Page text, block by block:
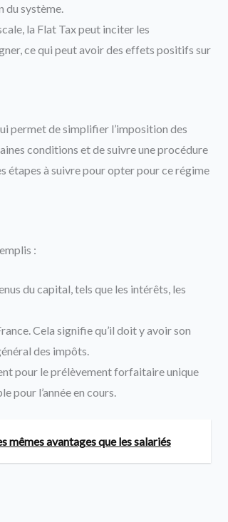
du système.
la Flat Tax peut inciter les
ce qui peut avoir des effets positifs sur
permet de simplifier l’imposition des
conditions et de suivre une procédure
étapes à suivre pour opter pour ce régime
:
du capital, tels que les intérêts, les
Cela signifie qu’il doit y avoir son
des impôts.
pour le prélèvement forfaitaire unique
pour l’année en cours.
avantages que les salariés